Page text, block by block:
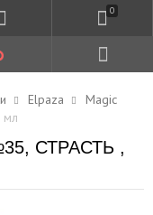
0
Elpaza
Magic
мл
СТРАСТЬ ,